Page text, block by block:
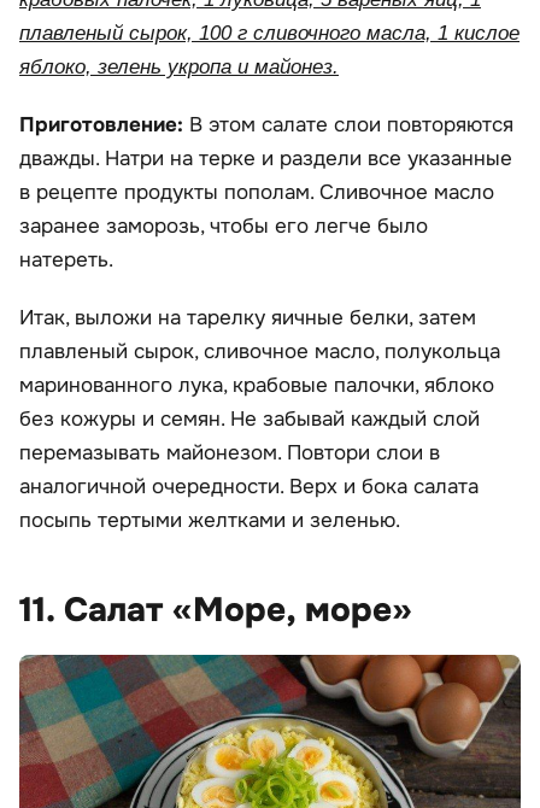
плавленый сырок, 100 г сливочного масла, 1 кислое
яблоко, зелень укропа и майонез.
Приготовление: В этом салате слои повторяются
дважды. Натри на терке и раздели все указанные
в рецепте продукты пополам. Сливочное масло
заранее заморозь, чтобы его легче было
натереть.
Итак, выложи на тарелку яичные белки, затем
плавленый сырок, сливочное масло, полукольца
маринованного лука, крабовые палочки, яблоко
без кожуры и семян. Не забывай каждый слой
перемазывать майонезом. Повтори слои в
аналогичной очередности. Верх и бока салата
посыпь тертыми желтками и зеленью.
11. Салат «Море, море»